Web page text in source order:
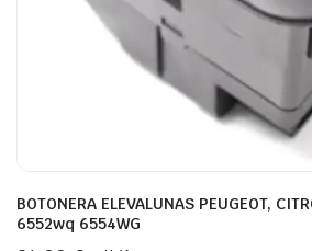
BOTONERA ELEVALUNAS PEUGEOT,
6552wq 6554WG